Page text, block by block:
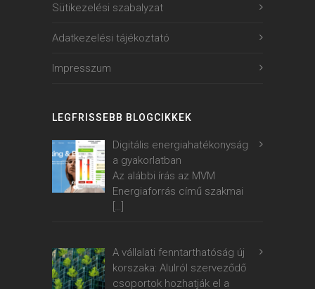
Sütikezelési szabalyzat
Adatkezelési tájékoztató
Impresszum
LEGFRISSEBB BLOGCIKKEK
Digitális energiahatékonyság
a gyakorlatban
Az alábbi írás az MVM
Energiaforrás című szakmai
A vállalati fenntarthatóság új
korszaka: Alulról szerveződő
csoportok hozhatják el a